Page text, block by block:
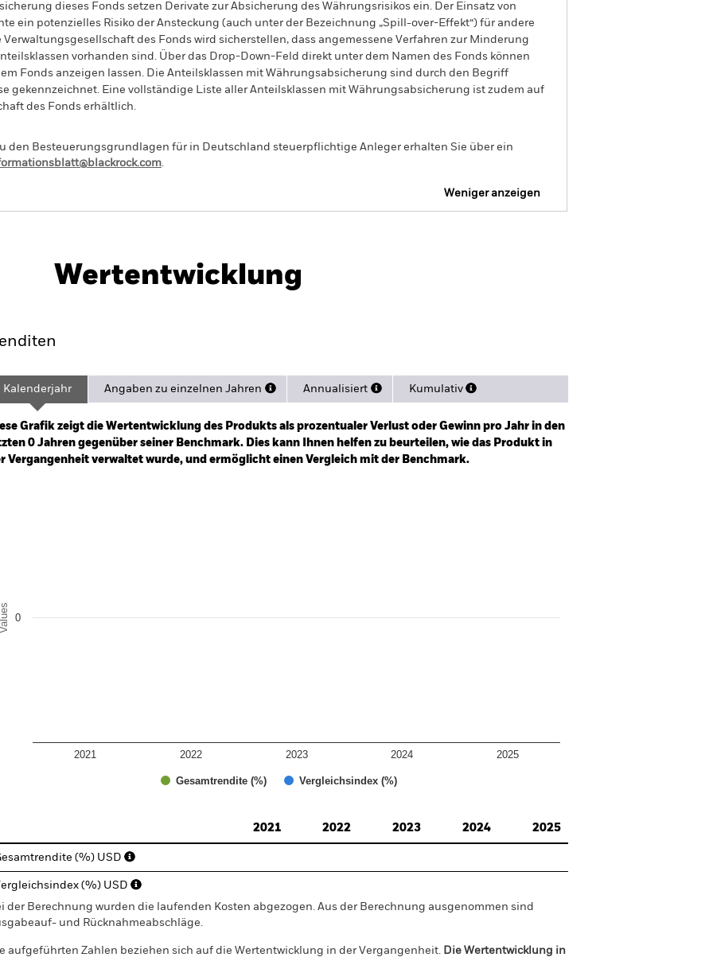
dieses Fonds setzen Derivate zur Absicherung des Währungsrisikos ein. Der Einsatz von
ein potenzielles Risiko der Ansteckung (auch unter der Bezeichnung „Spill-over-Effekt“) für andere
des Fonds wird sicherstellen, dass angemessene Verfahren zur Minderung
vorhanden sind. Über das Drop-Down-Feld direkt unter dem Namen des Fonds können
Fonds anzeigen lassen. Die Anteilsklassen mit Währungsabsicherung sind durch den Begriff
gekennzeichnet. Eine vollständige Liste aller Anteilsklassen mit Währungsabsicherung ist zudem auf
des Fonds erhältlich.
den Besteuerungsgrundlagen für in Deutschland steuerpflichtige Anleger erhalten Sie über ein
.
Weniger anzeigen
Eckdaten Managers
Wertentwicklung
2025-06-30 00:00:00 to 2026-06-30 00:00:00.
0 to 6.
Kalenderjahr Angaben zu einzelnen Jahren Annualisiert Kumulativ
Grafik zeigt die Wertentwicklung des Produkts als prozentualer Verlust oder Gewinn pro Jahr in den
0 Jahren gegenüber seiner Benchmark. Dies kann Ihnen helfen zu beurteilen, wie das Produkt in
Vergangenheit verwaltet wurde, und ermöglicht einen Vergleich mit der Benchmark.
Values
Gesamtrendite (%) Vergleichsindex (%)
2021 2022 2023 2024 2025
0
2021
2022 2023 2024 2025
(%) USD
(%) USD
der Berechnung wurden die laufenden Kosten abgezogen. Aus der Berechnung ausgenommen sind
und Rücknahmeabschläge.
aufgeführten Zahlen beziehen sich auf die Wertentwicklung in der Vergangenheit. Die Wertentwicklung in